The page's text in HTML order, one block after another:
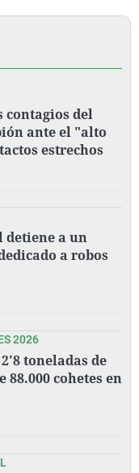
contagios del
ante el "alto
estrechos
detiene a un
a robos
2026
toneladas de
88.000 cohetes en